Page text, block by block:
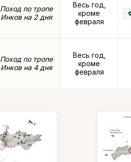
Поход по тропе
Инков на 2 дня
Весь год,
кроме
февраля
Поход по тропе
Инков на 4 дня
Весь год,
кроме
февраля